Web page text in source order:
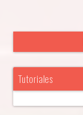
Tutoriales